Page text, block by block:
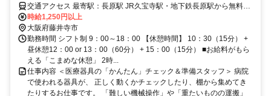
交通アクセス 最寄駅：長原駅 JR久宝寺駅・地下鉄長原駅から無料送
迎バスあり ＊自転車・バイク通勤OK（車通勤不可）
時給1,250円以上
大阪府藤井寺市
勤務時間 シフト制 9：00～18：00 【休憩時間】 10：30（15分） +
昼休憩12：00 or 13：00（60分） + 15：00（15分） ■お給料がもら
える「こまめな休憩」 2時...
仕事内容 ＜医療器具の「かんたん」チェック＆準備スタッフ＞ 病院
で使われる器具が、 正しく動くかチェックしたり、棚から集めてき
たりするお仕事です。 「難しい機械操作」や「重たいものの運搬」